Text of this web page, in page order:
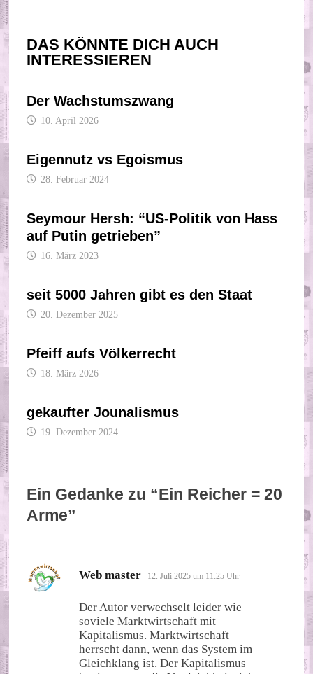
DAS KÖNNTE DICH AUCH
INTERESSIEREN
Der Wachstumszwang
10. April 2026
Eigennutz vs Egoismus
28. Februar 2024
Seymour Hersh: “US-Politik von Hass
auf Putin getrieben”
16. März 2023
seit 5000 Jahren gibt es den Staat
20. Dezember 2025
Pfeiff aufs Völkerrecht
18. März 2026
gekaufter Jounalismus
19. Dezember 2024
Ein Gedanke zu “Ein Reicher = 20
Arme”
Web master sagt:
12. Juli 2025 um 11:25 Uhr
Der Autor verwechselt leider wie
soviele Marktwirtschaft mit
Kapitalismus. Marktwirtschaft
herrscht dann, wenn das System im
Gleichklang ist. Der Kapitalismus